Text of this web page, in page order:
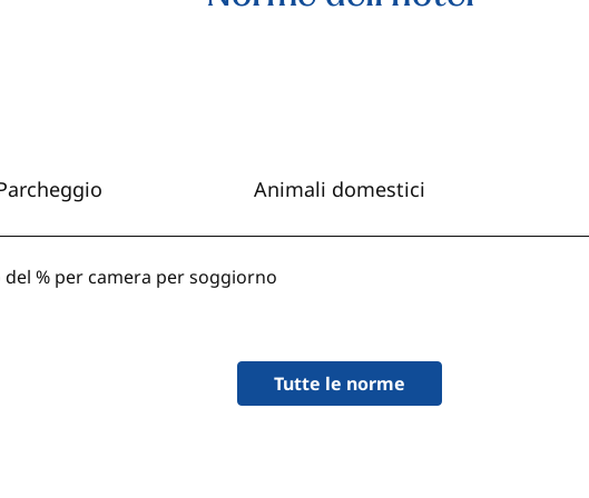
Animali domestici
% per camera per soggiorno
Tutte le norme